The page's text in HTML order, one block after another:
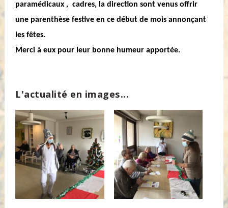
paramédicaux , cadres, la direction sont venus offrir
une parenthèse festive en ce début de mois annonçant
les fêtes.
Merci à eux pour leur bonne humeur apportée.
L'actualité en images...